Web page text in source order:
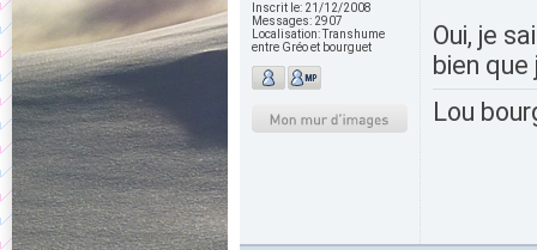
Inscrit le: 21/12/2008
Messages: 2907
Localisation:Transhume
entre Gréo et bourguet
Oui, je
bien
Lou